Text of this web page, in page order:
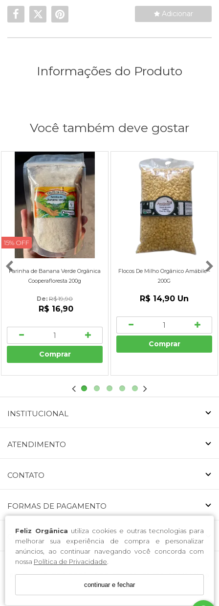
Feliz Orgânica utiliza cookies e outras tecnologias para
melhorar sua experiência de compra e personalizar
anúncios, ao continuar navegando você concorda com
nossa Política de Privacidade.
continuar e fechar
Adicionar
Informações do Produto
Você também deve gostar
15% OFF
Farinha de Banana Verde Orgânica
Cooperafloresta 200g
De: R$ 19,90
R$ 16,90
Comprar
Flocos De Milho Orgânico Amábile -
200G
R$ 14,90 Un
Comprar
INSTITUCIONAL
ATENDIMENTO
CONTATO
FORMAS DE PAGAMENTO
CERTIFICADOS
FELIZ ALIMENTOS ORGÂNICOS LTDA. / CNPJ: 53.146.519/0001-49
Endereço: Avenida Nossa Senhora da Luz 223